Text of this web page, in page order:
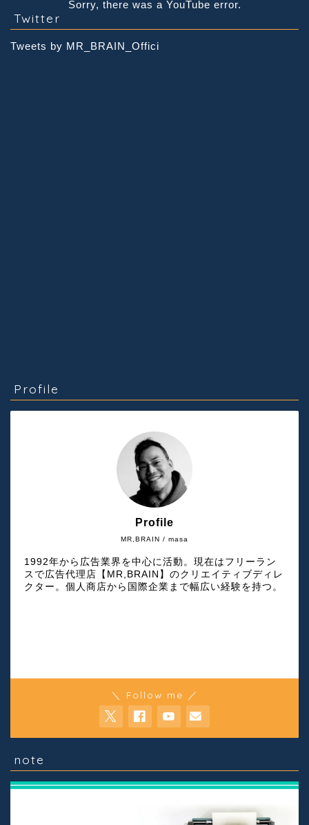
Sorry, there was a YouTube error.
Twitter
Tweets by MR_BRAIN_Offici
Profile
MR,BRAIN / masa
Profile
1992年から広告業界を中心に活動。現在はフリーラン
スで広告代理店【MR,BRAIN】のクリエイティブディレ
クター。個人商店から国際企業まで幅広い経験を持つ。
＼ Follow me ／
note